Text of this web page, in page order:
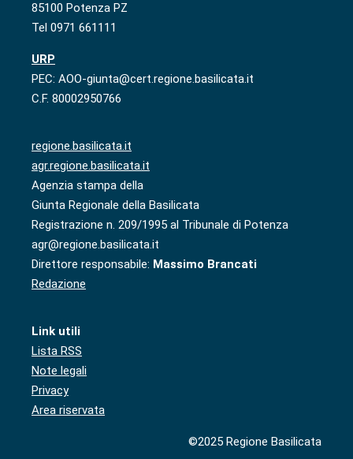
85100 Potenza PZ
Tel 0971 661111
URP
PEC: AOO-giunta@cert.regione.basilicata.it
C.F. 80002950766
regione.basilicata.it
agr.regione.basilicata.it
Agenzia stampa della
Giunta Regionale della Basilicata
Registrazione n. 209/1995 al Tribunale di Potenza
agr@regione.basilicata.it
Direttore responsabile: Massimo Brancati
Redazione
Link utili
Lista RSS
Note legali
Privacy
Area riservata
©2025 Regione Basilicata